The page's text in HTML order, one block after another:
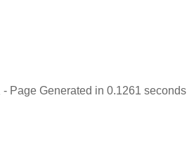
- Page Generated in 0.1261 seconds